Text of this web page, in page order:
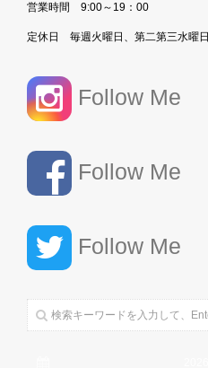
営業時間 9:00～19：00
定休日 毎週火曜日、第二第三水曜日
Follow Me
Follow Me
Follow Me